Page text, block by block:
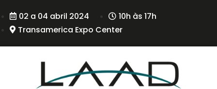
02 a 04 abril 2024
10h às 17h
Transamerica Expo Center